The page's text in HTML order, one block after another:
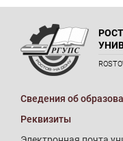
Сведения об
Реквизиты